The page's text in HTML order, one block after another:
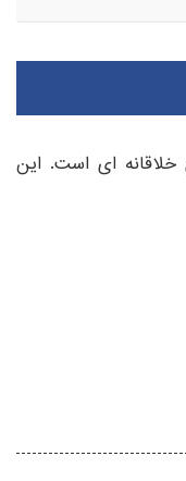
سوسیس پر کن 3 لیتری قطعا ایده ی خلاقانه ای است. این